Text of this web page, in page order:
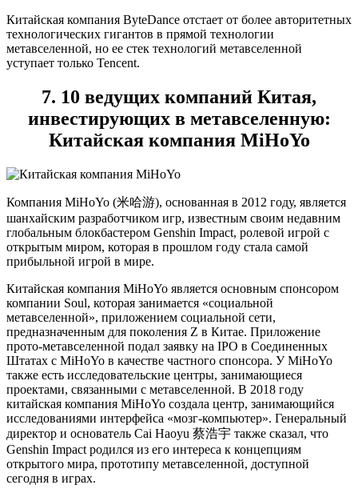
Китайская компания ByteDance отстает от более авторитетных
технологических гигантов в прямой технологии
метавселенной, но ее стек технологий метавселенной
уступает только Tencent.
7. 10 ведущих компаний Китая,
инвестирующих в метавселенную:
Китайская компания MiHoYo
Компания MiHoYo (米哈游), основанная в 2012 году, является
шанхайским разработчиком игр, известным своим недавним
глобальным блокбастером Genshin Impact, ролевой игрой с
открытым миром, которая в прошлом году стала самой
прибыльной игрой в мире.
Китайская компания MiHoYo является основным спонсором
компании Soul, которая занимается «социальной
метавселенной», приложением социальной сети,
предназначенным для поколения Z в Китае. Приложение
прото-метавселенной подал заявку на IPO в Соединенных
Штатах с MiHoYo в качестве частного спонсора. У MiHoYo
также есть исследовательские центры, занимающиеся
проектами, связанными с метавселенной. В 2018 году
китайская компания MiHoYo создала центр, занимающийся
исследованиями интерфейса «мозг-компьютер». Генеральный
директор и основатель Cai Haoyu 蔡浩宇 также сказал, что
Genshin Impact родился из его интереса к концепциям
открытого мира, прототипу метавселенной, доступной
сегодня в играх.